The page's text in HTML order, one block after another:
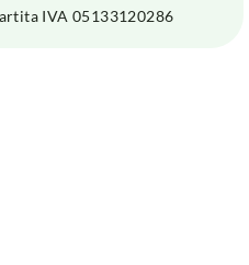
IVA 05133120286